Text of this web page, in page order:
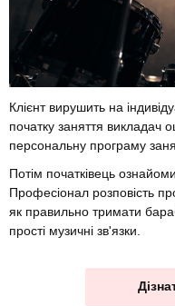
Клієнт вирушить на
початку заняття викладач
персональну програму
Потім початківець
Професіонал розповість
як правильно тримати
прості музичні зв'язки.